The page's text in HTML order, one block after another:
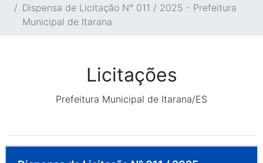
Dispensa de Licitação N° 011 / 2025 - Prefeitura
Municipal de Itarana
Licitações
Prefeitura Municipal de Itarana/ES